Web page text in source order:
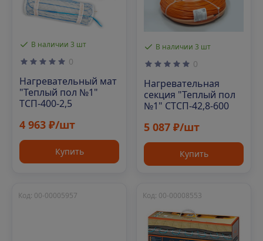
В наличии 3 шт
0
Нагревательный мат
"Теплый пол №1"
ТСП-400-2,5
4 963 ₽/шт
Купить
В наличии 3 шт
0
Нагревательная
секция "Теплый пол
№1" СТСП-42,8-600
5 087 ₽/шт
Купить
Код: 00-00005957 Код: 00-00008553